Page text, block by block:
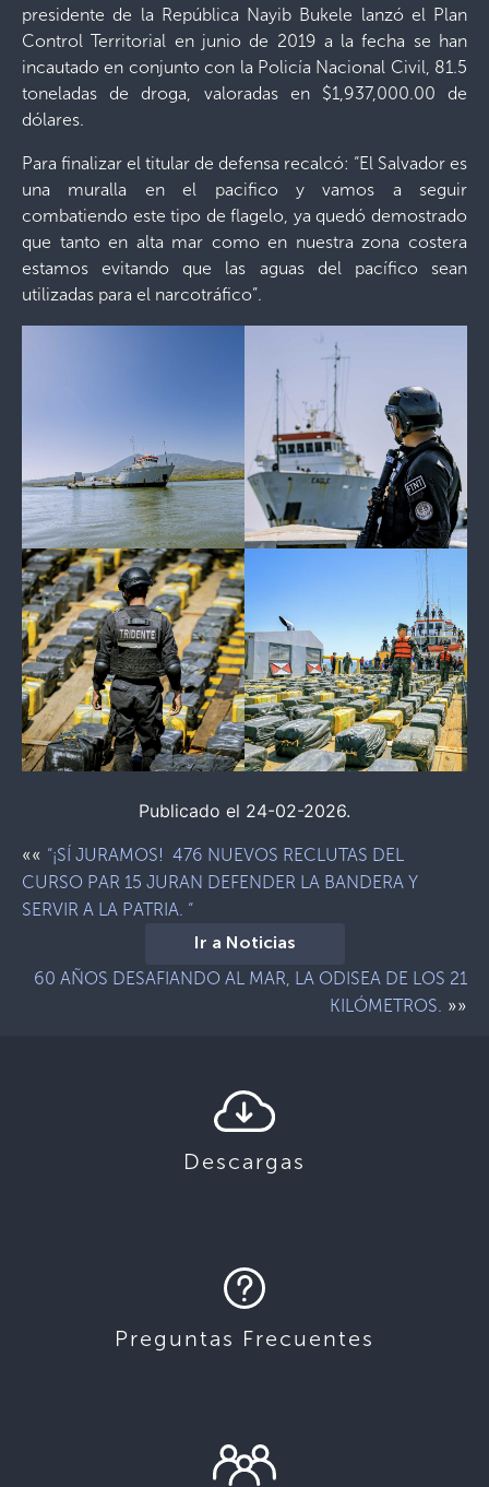
presidente de la República Nayib Bukele lanzó el Plan
Control Territorial en junio de 2019 a la fecha se han
incautado en conjunto con la Policía Nacional Civil, 81.5
toneladas de droga, valoradas en $1,937,000.00 de
dólares.
Para finalizar el titular de defensa recalcó: “El Salvador es
una muralla en el pacifico y vamos a seguir
combatiendo este tipo de flagelo, ya quedó demostrado
que tanto en alta mar como en nuestra zona costera
estamos evitando que las aguas del pacífico sean
utilizadas para el narcotráfico”.
Publicado el 24-02-2026.
«« “¡SÍ JURAMOS! 476 NUEVOS RECLUTAS DEL
CURSO PAR 15 JURAN DEFENDER LA BANDERA Y
SERVIR A LA PATRIA. “
Ir a Noticias
60 AÑOS DESAFIANDO AL MAR, LA ODISEA DE LOS 21
KILÓMETROS. »»
Descargas
Preguntas Frecuentes